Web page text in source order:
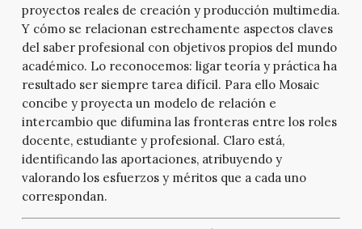
proyectos reales de creación y producción multimedia.
Y cómo se relacionan estrechamente aspectos claves
del saber profesional con objetivos propios del mundo
académico. Lo reconocemos: ligar teoría y práctica ha
resultado ser siempre tarea difícil. Para ello Mosaic
concibe y proyecta un modelo de relación e
intercambio que difumina las fronteras entre los roles
docente, estudiante y profesional. Claro está,
identificando las aportaciones, atribuyendo y
valorando los esfuerzos y méritos que a cada uno
correspondan.